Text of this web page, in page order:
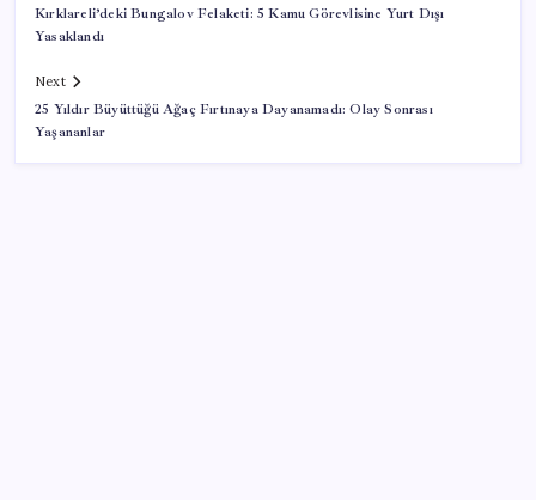
Kırklareli’deki Bungalov Felaketi: 5 Kamu Görevlisine Yurt Dışı
Yasaklandı
Next
25 Yıldır Büyüttüğü Ağaç Fırtınaya Dayanamadı: Olay Sonrası
Yaşananlar